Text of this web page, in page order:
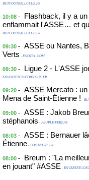
BUTFOOTBALLCLUB.FR
10:08 -
Flashback, il y a
enflammait l'ASSE… et
BUTFOOTBALLCLUB.FR
09:30 - ASSE ou Nantes,
Verts - FOOT01.COM
09:30 - Ligue 2 - L'ASSE
ENVERTETCONTRETOUS.FR
09:20 - ASSE Mercato :
Mena de Saint-Étienne ! -
09:00 - ASSE : Jakob
stéphanois - PEUPLE-VERT.FR
08:03 - ASSE : Bernauer
Étienne - FOOT-SUR7.FR
08:00 -
Breum : "La
en jouant" #ASSE -